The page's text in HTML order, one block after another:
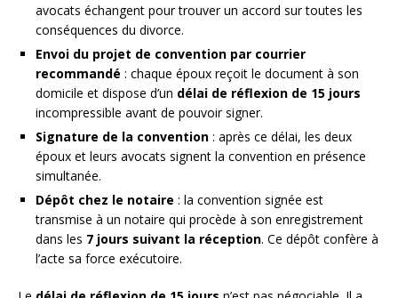
avocats échangent pour trouver un accord sur toutes les
conséquences du divorce.
Envoi du projet de convention par courrier
recommandé : chaque époux reçoit le document à son
domicile et dispose d’un délai de réflexion de 15 jours
incompressible avant de pouvoir signer.
Signature de la convention : après ce délai, les deux
époux et leurs avocats signent la convention en présence
simultanée.
Dépôt chez le notaire : la convention signée est
transmise à un notaire qui procède à son enregistrement
dans les 7 jours suivant la réception. Ce dépôt confère à
l’acte sa force exécutoire.